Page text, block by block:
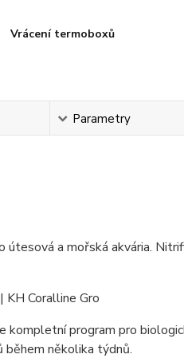
Vrácení termoboxů
Parametry
a mořská akvária.
Coralline Gro
program pro
během několika týdnů.